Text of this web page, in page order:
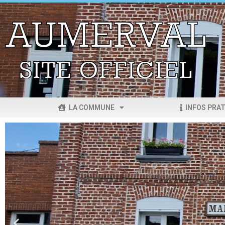
LA COMMUNE INFOS